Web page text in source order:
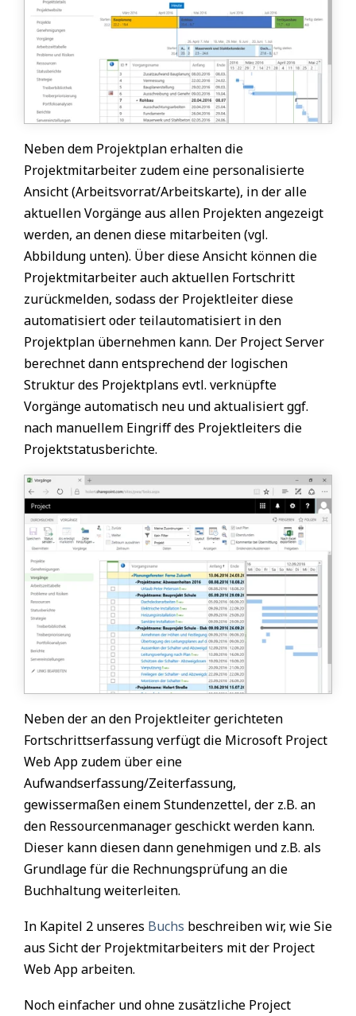
Neben dem Projektplan erhalten die
Projektmitarbeiter zudem eine personalisierte
Ansicht (Arbeitsvorrat/Arbeitskarte), in der alle
aktuellen Vorgänge aus allen Projekten angezeigt
werden, an denen diese mitarbeiten (vgl.
Abbildung unten). Über diese Ansicht können die
Projektmitarbeiter auch aktuellen Fortschritt
zurückmelden, sodass der Projektleiter diese
automatisiert oder teilautomatisiert in den
Projektplan übernehmen kann. Der Project Server
berechnet dann entsprechend der logischen
Struktur des Projektplans evtl. verknüpfte
Vorgänge automatisch neu und aktualisiert ggf.
nach manuellem Eingriff des Projektleiters die
Projektstatusberichte.
Neben der an den Projektleiter gerichteten
Fortschrittserfassung verfügt die Microsoft Project
Web App zudem über eine
Aufwandserfassung/Zeiterfassung,
gewissermaßen einem Stundenzettel, der z.B. an
den Ressourcenmanager geschickt werden kann.
Dieser kann diesen dann genehmigen und z.B. als
Grundlage für die Rechnungsprüfung an die
Buchhaltung weiterleiten.
In Kapitel 2 unseres Buchs beschreiben wir, wie Sie
aus Sicht der Projektmitarbeiters mit der Project
Web App arbeiten.
Noch einfacher und ohne zusätzliche Project